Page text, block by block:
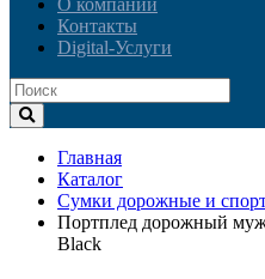
О компании
Контакты
Digital-Услуги
Главная
Каталог
Сумки дорожные и
Портплед дорожный
Black